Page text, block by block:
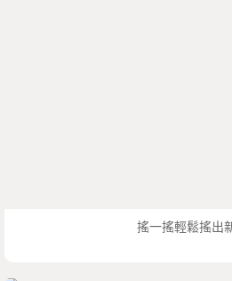
搖一搖輕鬆搖出